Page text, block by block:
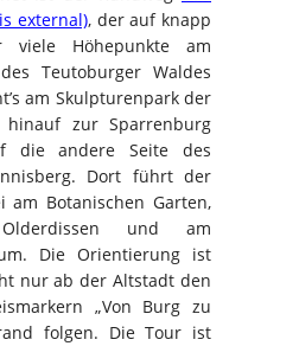
external), der auf knapp
viele Höhepunkte am
Teutoburger Waldes
am Skulpturenpark der
hinauf zur Sparrenburg
die andere Seite des
Dort führt der
am Botanischen Garten,
und am
Die Orientierung ist
nur ab der Altstadt den
„Von Burg zu
folgen. Die Tour ist